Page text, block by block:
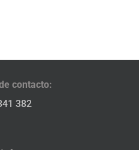
contacto:
382